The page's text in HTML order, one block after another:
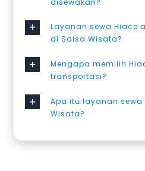
Layanan sewa Hiace
di Salsa Wisata?
Mengapa memilih
transportasi?
Apa itu layanan
Wisata?